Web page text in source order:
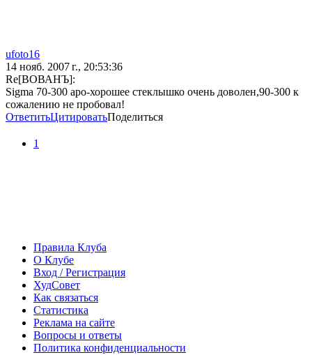
ufoto16
14 нояб. 2007 г., 20:53:36
Re[ВОВАНЪ]:
Sigma 70-300 apo-хорошее стеклышко очень доволен,90-300 к
сожалению не пробовал!
ОтветитьЦитироватьПоделиться
1
Правила Клуба
О Клубе
Вход / Регистрация
ХудСовет
Как связаться
Статистика
Реклама на сайте
Вопросы и ответы
Политика конфиденциальности